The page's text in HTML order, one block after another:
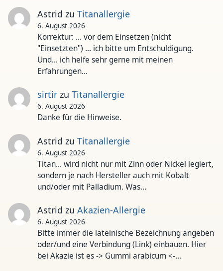
Astrid zu Titanallergie
6. August 2026
Korrektur: ... vor dem Einsetzen (nicht
"Einsetzten") ... ich bitte um Entschuldigung.
Und... ich helfe sehr gerne mit meinen
Erfahrungen…
sirtirzu Titanallergie
6. August 2026
Danke für die Hinweise.
Astrid zu Titanallergie
6. August 2026
Titan... wird nicht nur mit Zinn oder Nickel legiert,
sondern je nach Hersteller auch mit Kobalt
und/oder mit Palladium. Was…
Astrid zu Akazien-Allergie
6. August 2026
Bitte immer die lateinische Bezeichnung angeben
oder/und eine Verbindung (Link) einbauen. Hier
bei Akazie ist es -> Gummi arabicum <-…